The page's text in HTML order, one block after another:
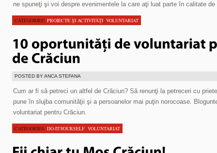
ne spuneţi şi voi despre evenimentele la care aţi luat parte în calitate
CATEGORIES: PROIECTE ŞI ACTIVITĂŢI, VOLUNTARIAT
POSTED BY ANCA STEFANA
Cum ar fi să petreci un altfel de Crăciun? Să renunţi la petreceri cu
pune în slujba comunităţii şi a persoanelor mai puţin norocoase.
voluntariat pentru Crăciun.
CATEGORIES: DO-IT-YOURSELF, VOLUNTARIAT